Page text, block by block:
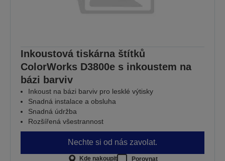
Inkoustová tiskárna štítků
ColorWorks D3800e s inkoustem na
bázi barviv
Inkoust na bázi barviv pro lesklé výtisky
Snadná instalace a obsluha
Snadná údržba
Rozšířená všestrannost
Nechte si od nás zavolat.
Kde nakoupit Porovnat